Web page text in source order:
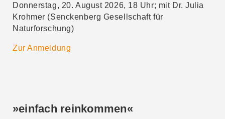
Donnerstag, 20. August 2026, 18 Uhr; mit Dr. Julia
Krohmer (Senckenberg Gesellschaft für
Naturforschung)
Zur Anmeldung
»einfach reinkommen«